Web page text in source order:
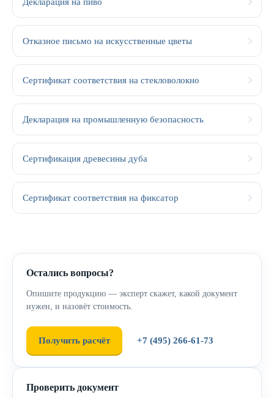
Отказное письмо на искусственные цветы
Сертификат соответствия на стекловолокно
Декларация на промышленную безопасность
Сертификация древесины дуба
Сертификат соответствия на фиксатор
Остались вопросы?
Опишите продукцию — эксперт скажет, какой документ
нужен, и назовёт стоимость.
Получить расчёт +7 (495) 266-61-73
Проверить документ